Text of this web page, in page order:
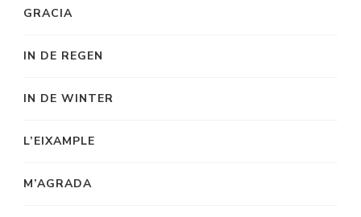
GRACIA
IN DE REGEN
IN DE WINTER
L’EIXAMPLE
M’AGRADA